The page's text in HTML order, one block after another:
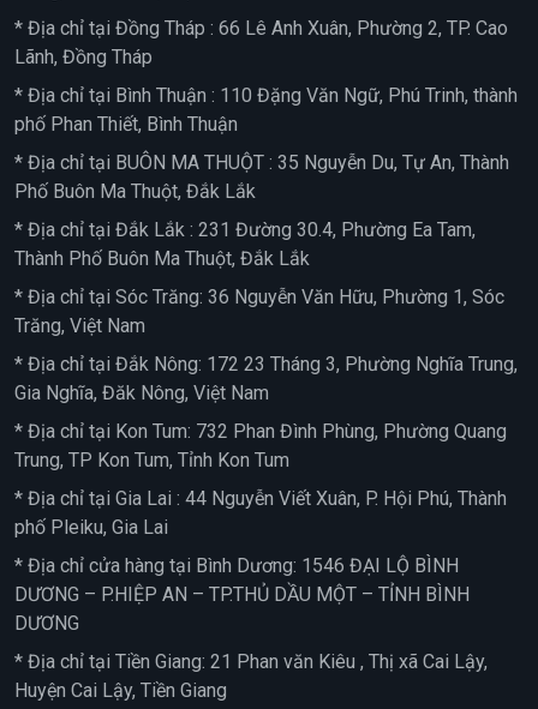
* Địa chỉ tại Đồng Tháp : 66 Lê Anh Xuân, Phường 2, TP. Cao
Lãnh, Đồng Tháp
* Địa chỉ tại Bình Thuận : 110 Đặng Văn Ngữ, Phú Trinh, thành
phố Phan Thiết, Bình Thuận
* Địa chỉ tại BUÔN MA THUỘT : 35 Nguyễn Du, Tự An, Thành
Phố Buôn Ma Thuột, Đắk Lắk
* Địa chỉ tại Đắk Lắk : 231 Đường 30.4, Phường Ea Tam,
Thành Phố Buôn Ma Thuột, Đắk Lắk
* Địa chỉ tại Sóc Trăng: 36 Nguyễn Văn Hữu, Phường 1, Sóc
Trăng, Việt Nam
* Địa chỉ tại Đắk Nông: 172 23 Tháng 3, Phường Nghĩa Trung,
Gia Nghĩa, Đăk Nông, Việt Nam
* Địa chỉ tại Kon Tum: 732 Phan Đình Phùng, Phường Quang
Trung, TP Kon Tum, Tỉnh Kon Tum
* Địa chỉ tại Gia Lai : 44 Nguyễn Viết Xuân, P. Hội Phú, Thành
phố Pleiku, Gia Lai
* Địa chỉ cửa hàng tại Bình Dương: 1546 ĐẠI LỘ BÌNH
DƯƠNG – P.HIỆP AN – TP.THỦ DẦU MỘT – TỈNH BÌNH
DƯƠNG
* Địa chỉ tại Tiền Giang: 21 Phan văn Kiêu , Thị xã Cai Lậy,
Huyện Cai Lậy, Tiền Giang